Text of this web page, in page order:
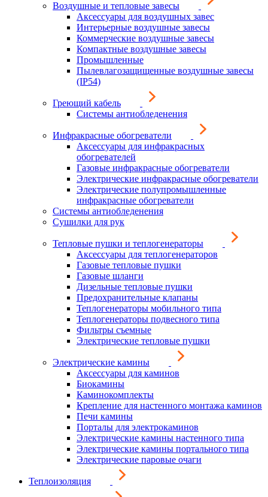
Воздушные и тепловые завесы
Аксессуары для воздушных завес
Интерьерные воздушные завесы
Коммерческие воздушные завесы
Компактные воздушные завесы
Промышленные
Пылевлагозащищенные воздушные завесы
(IP54)
Греющий кабель
Системы антиобледенения
Инфракрасные обогреватели
Аксессуары для инфракрасных
обогревателей
Газовые инфракрасные обогреватели
Электрические инфракрасные обогреватели
Электрические полупромышленные
инфракрасные обогреватели
Системы антиобледенения
Сушилки для рук
Тепловые пушки и теплогенераторы
Аксессуары для теплогенераторов
Газовые тепловые пушки
Газовые шланги
Дизельные тепловые пушки
Предохранительные клапаны
Теплогенераторы мобильного типа
Теплогенераторы подвесного типа
Фильтры съемные
Электрические тепловые пушки
Электрические камины
Аксессуары для каминов
Биокамины
Каминокомплекты
Крепление для настенного монтажа каминов
Печи камины
Порталы для электрокаминов
Электрические камины настенного типа
Электрические камины портального типа
Электрические паровые очаги
Теплоизоляция